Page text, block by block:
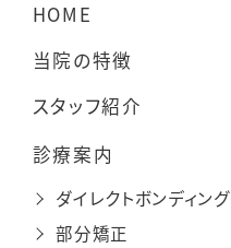
HOME
当院の特徴
スタッフ紹介
診療案内
ダイレクトボンディング
部分矯正